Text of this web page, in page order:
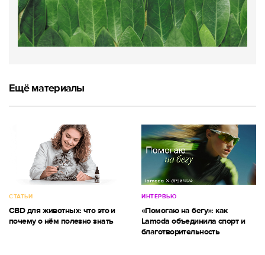
Ещё материалы
СТАТЬИ
CBD для животных: что это и
почему о нём полезно знать
ИНТЕРВЬЮ
«Помогаю на бегу»: как
Lamoda объединила спорт и
благотворительность